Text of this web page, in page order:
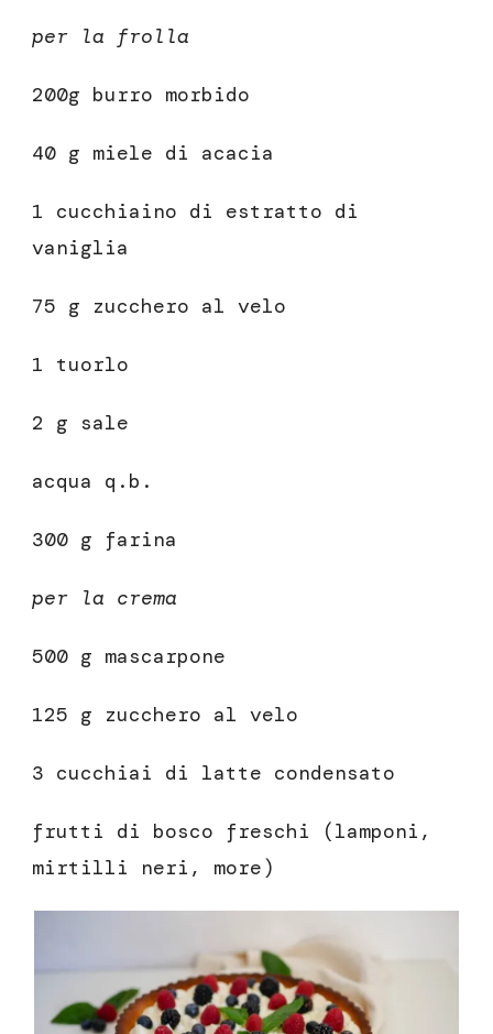
per la frolla
200g burro morbido
40 g miele di acacia
1 cucchiaino di estratto di
vaniglia
75 g zucchero al velo
1 tuorlo
2 g sale
acqua q.b.
300 g farina
per la crema
500 g mascarpone
125 g zucchero al velo
3 cucchiai di latte condensato
frutti di bosco freschi (lamponi,
mirtilli neri, more)